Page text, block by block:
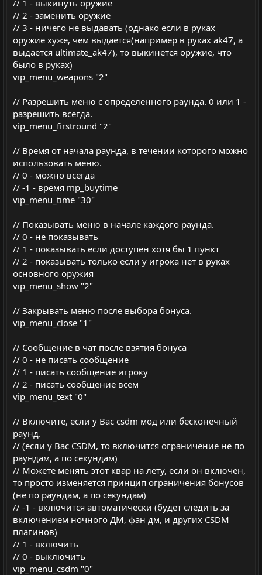
// 1 - выкинуть оружие
// 2 - заменить оружие
// 3 - ничего не выдавать (однако если в руках
оружие хуже, чем выдается(например в руках ak47, а
выдается ultimate_ak47), то выкинется оружие, что
было в руках)
vip_menu_weapons "2"
// Разрешить меню с определенного раунда. 0 или 1 -
разрешить всегда.
vip_menu_firstround "2"
// Время от начала раунда, в течении которого можно
использовать меню.
// 0 - можно всегда
// -1 - время mp_buytime
vip_menu_time "30"
// Показывать меню в начале каждого раунда.
// 0 - не показывать
// 1 - показывать если доступен хотя бы 1 пункт
// 2 - показывать только если у игрока нет в руках
основного оружия
vip_menu_show "2"
// Закрывать меню после выбора бонуса.
vip_menu_close "1"
// Сообщение в чат после взятия бонуса
// 0 - не писать сообщение
// 1 - писать сообщение игроку
// 2 - писать сообщение всем
vip_menu_text "0"
// Включите, если у Вас csdm мод или бесконечный
раунд.
// (если у Вас CSDM, то включится ограничение не по
раундам, а по секундам)
// Можете менять этот квар на лету, если он включен,
то просто изменяется принцип ограничения бонусов
(не по раундам, а по секундам)
// -1 - включится автоматически (будет следить за
включением ночного ДМ, фан дм, и других CSDM
плагинов)
// 1 - включить
// 0 - выключить
vip_menu_csdm "0"